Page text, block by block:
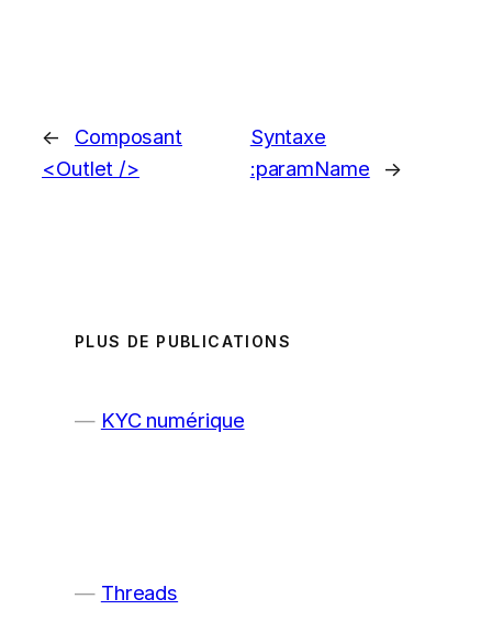
←
Composant
<Outlet />
Syntaxe
:paramName
→
PLUS DE PUBLICATIONS
KYC numérique
Threads